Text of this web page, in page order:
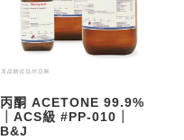
丙酮 ACETONE 99.9%
｜ACS級 #PP-010｜
B&J